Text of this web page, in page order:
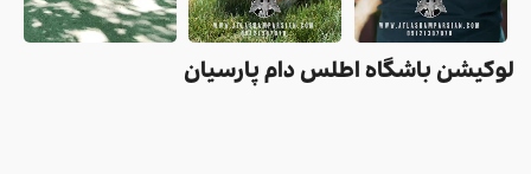
لوکیشن باشگاه اطلس دام پارسیان